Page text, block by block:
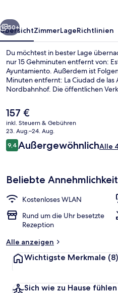
Weiter
50+
ÜbersichtZimmerLageRichtlinien
Du möchtest in bester Lage
nur 15 Gehminuten entfernt von:
Ayuntamiento. Außerdem ist
Minuten entfernt: La Ciudad de las
Nordbahnhof. Die öffentlichen
zur Metrostation Alameda 9 Minuten.
Der
aktuelle
Preis
beträgt
157 €.
157 €
inkl. Steuern & Gebühren
23. Aug.–24. Aug.
Bewertungen
9,49,4 von 10.
AußergewöhnlichAlle
Beliebte
Kostenloses WLAN
Rund um die Uhr besetzte
Rezeption
Alle anzeigen
Wichtigste Merkmale (8)
Sich wie zu Hause fühlen